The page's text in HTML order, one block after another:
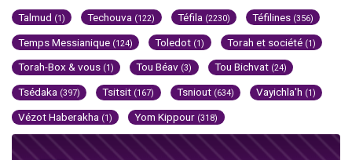
Talmud (1) Techouva (122) Téfila (2230) Téfilines (356)
Temps Messianique (124) Toledot (1) Torah et société (1)
Torah-Box & vous (1) Tou Béav (3) Tou Bichvat (24)
Tsédaka (397) Tsitsit (167) Tsniout (634) Vayichla'h (1)
Vézot Haberakha (1) Yom Kippour (318)